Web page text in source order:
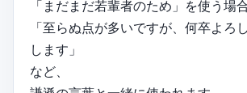
「まだまだ若輩者のため」を使う場合
「至らぬ点が多いですが、何卒よろ
します」
など、